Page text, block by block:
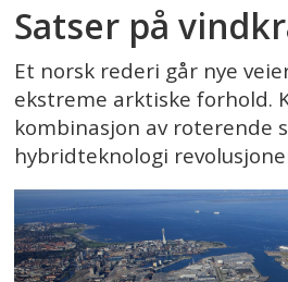
Satser på
Et norsk rederi går nye
ekstreme arktiske forhold.
kombinasjon av roterende
hybridteknologi